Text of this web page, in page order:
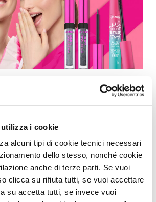
i cookie
alcuni tipi di cookie tecnici necessari
dello stesso, nonché cookie
anche di terze parti. Se vuoi
clicca su rifiuta tutti, se vuoi accettare
su accetta tutti, se invece vuoi
Lashes Mascara & eyeliner
precedenti, per uno sguardo che lascia il
E poi ci sono quelli che sorprendono, lasciandoti
sguardo non dipende solo dal colore o dall’intensità,
dall’armonia delle forme. E per renderlo davvero
è semplicemente imprescindibile.
ad amplificare l’espressività, a determinare